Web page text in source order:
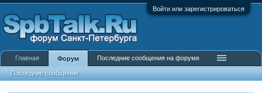
Войти или зарегистрироваться
Главная Форум
Последние сообщения
Последние сообщения на форуме